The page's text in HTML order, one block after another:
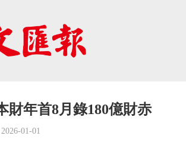
財年首8月錄180億財赤
2026-01-01